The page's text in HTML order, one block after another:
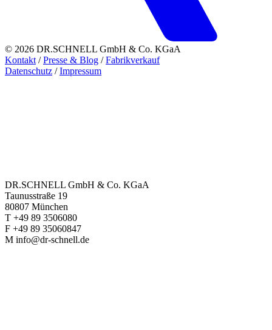
© 2026 DR.SCHNELL GmbH & Co. KGaA
Kontakt / Presse & Blog / Fabrikverkauf
Datenschutz / Impressum
DR.SCHNELL GmbH & Co. KGaA
Taunusstraße 19
80807 München
T +49 89 3506080
F +49 89 35060847
M info@dr-schnell.de